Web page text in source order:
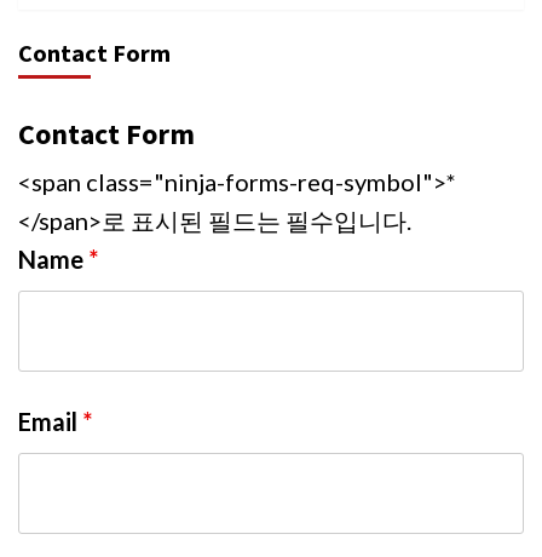
Contact Form
Contact Form
<span class="ninja-forms-req-symbol">*
</span>로 표시된 필드는 필수입니다.
Name *
Email *